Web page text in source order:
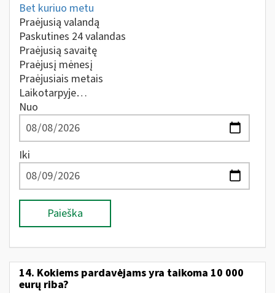
Bet kuriuo metu
Praėjusią valandą
Paskutines 24 valandas
Praėjusią savaitę
Praėjusį mėnesį
Praėjusiais metais
Laikotarpyje…
Nuo
Iki
Paieška
14. Kokiems pardavėjams yra taikoma 10 000
eurų riba?